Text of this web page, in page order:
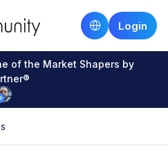
Login
of the Market Shapers by